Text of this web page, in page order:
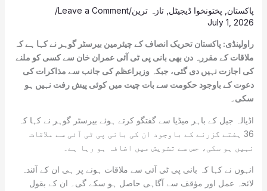
پاکستان پختونخوا ڈیجیٹل تازہ ترین/
Leave a Comment
/
July 1, 2026
راولپنڈی: پاکستان تحریک انصاف کے چیئرمین بیرسٹر گوہر نے کہا ہے کہ
ملاقات کے مقررہ دن بھی بانی پی ٹی آئی عمران خان سے کسی کو ملنے
کی اجازت نہیں دی گئی، جبکہ وزیراعظم کی جانب سے مذاکرات کی
دعوت کے باوجود حکومت سے بات چیت میں کوئی پیش رفت نہیں ہو
سکی۔
اڈیالہ جیل کے باہر میڈیا سے گفتگو کرتے ہوئے بیرسٹر گوہر نے کہا کہ
36 ہفتے گزرنے کے باوجود ان کی بانی پی ٹی آئی سے ملاقات
نہیں ہو سکی، جس سے تشویش میں اضافہ ہو رہا ہے۔
انہوں نے کہا کہ بانی پی ٹی آئی سے ملاقات ہونے پر ہی ان کے آئندہ
لائحہ عمل اور مؤقف سے آگاہی حاصل ہو سکے گی۔ ان کے بقول